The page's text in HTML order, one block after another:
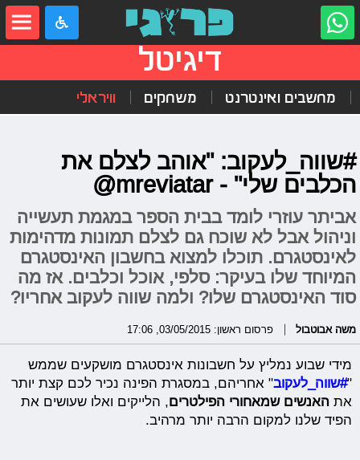
דיגיטל
מחשבים ואינטרנט משחקים וויראלי
#שווה_לעקוב: "אוהב לצלם את
הכלבים שלי" - mreviatar@
אביתר עוזרי לומד בבית הספר במגמת תעשייה
וניהול אבל לא שוכח גם לצלם תמונות מדהימות
לאינסטגרם. תוכלו למצוא בחשבון האינסטגרם
המיוחד שלו בעיקר: סלפי, אוכל וכלבים. אז מה
סוד האינסטגרם שלו? ולמה שווה לעקוב אחריו?
משה אבוטבול פרסום ראשון: 03/05/2015, 17:06
מידי שבוע נמליץ על חשבונות אינסטגרם מושקעים שממש
"#שווה_לעקוב" אחריהם, במסגרת הפינה נכיר לכם קצת יותר
אתהאנשים שמאחורי הפילטרים, הלייקים ואלו שעושים את
הפיד שלנו למקום הרבה יותר מרהיב.